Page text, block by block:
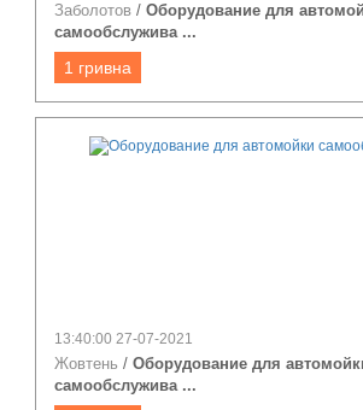
Заболотов/Оборудование для
самообслужива ...
1 гривна
13:40:00 27-07-2021
Жовтень/Оборудование для
самообслужива ...